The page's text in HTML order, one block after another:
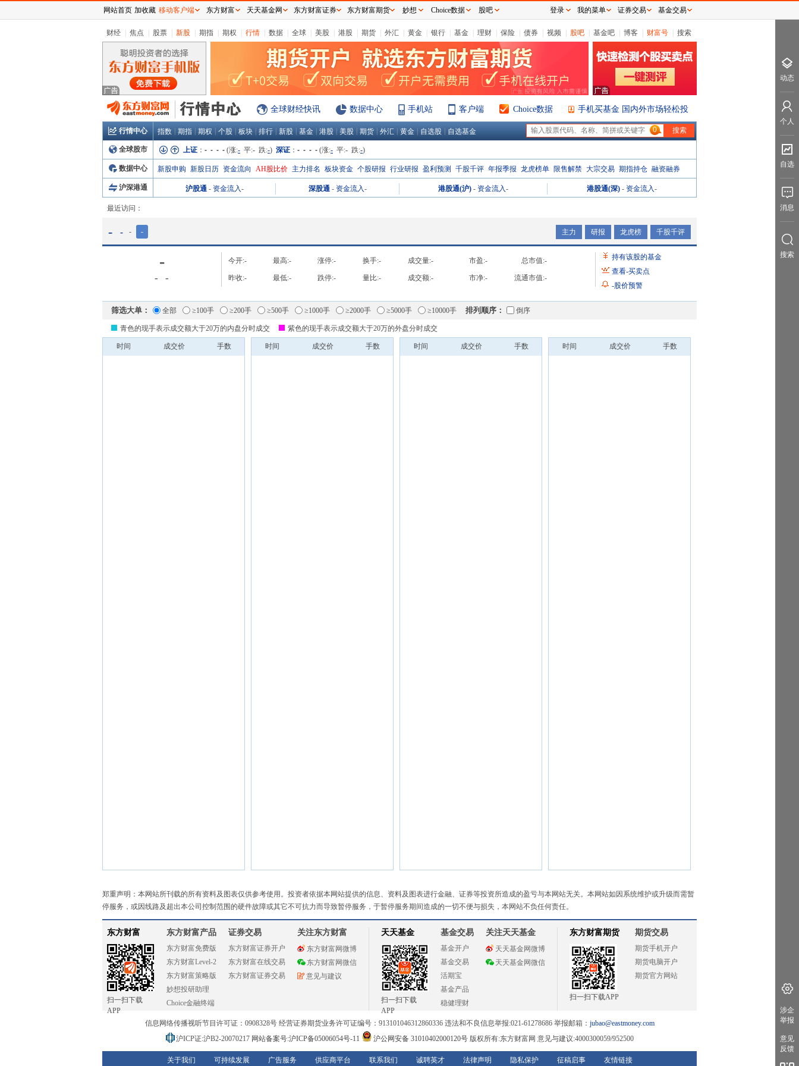
财经 焦点 股票 新股 期指 期权 行情 数据 全球 美股 港股 期货 外汇 黄金 银行 基金 理财 保险 债券 视频 股吧 基金吧 博客 财富号 搜索
全球财经快讯 数据中心 手机站 客户端 Choice数据 手机买基金 国内外市场轻松投
行情中心 指数 期指 期权 个股 板块 排行 新股 基金 港股 美股 期货 外汇 黄金 自选股 自选基金 0
全球股市 上证 ： - - - - (涨:- 平:- 跌:-) 深证 ： - - - - (涨:- 平:- 跌:-)
数据中心 新股申购 新股日历 资金流向 AH股比价 主力排名 板块资金 个股研报 行业研报 盈利预测 千股千评 年报季报 龙虎榜单 限售解禁 大宗交易 期指持仓 融资融券
沪深港通 沪股通 - 资金流入- 深股通 - 资金流入- 港股通(沪) - 资金流入- 港股通(深) - 资金流入-
最近访问：
- - - - 主力 研报 龙虎榜 千股千评
-
- -
今开:- 最高:- 涨停:- 换手:- 成交量:- 市盈:- 总市值:-
昨收:- 最低:- 跌停:- 量比:- 成交额:- 市净:- 流通市值:-
持有该股的基金
查看-买卖点
-股价预警
筛选大单： 全部 ≥100手 ≥200手 ≥500手 ≥1000手 ≥2000手 ≥5000手 ≥10000手 排列顺序： 倒序
青色的现手表示成交额大于20万的内盘分时成交 紫色的现手表示成交额大于20万的外盘分时成交
时间 成交价 手数 时间 成交价 手数 时间 成交价 手数 时间 成交价 手数
郑重声明：本网站所刊载的所有资料及图表仅供参考使用。投资者依据本网站提供的信息、资料及图表进行金融、证券等投资所造成的盈亏与本网站无关。本网站如因系统维护或升级而需暂
停服务，或因线路及超出本公司控制范围的硬件故障或其它不可抗力而导致暂停服务，于暂停服务期间造成的一切不便与损失，本网站不负任何责任。
东方财富
扫一扫下载
APP
东方财富产品
东方财富免费版
东方财富Level-2
东方财富策略版
妙想投研助理
Choice金融终端
证券交易
东方财富证券开户
东方财富在线交易
东方财富证券交易
关注东方财富
东方财富网微博
东方财富网微信
意见与建议
天天基金
扫一扫下载
APP
基金交易
基金开户
基金交易
活期宝
基金产品
稳健理财
关注天天基金
天天基金网微博
天天基金网微信
东方财富期货
扫一扫下载APP
期货交易
期货手机开户
期货电脑开户
期货官方网站
信息网络传播视听节目许可证：0908328号 经营证券期货业务许可证编号：913101046312860336 违法和不良信息举报:021-61278686 举报邮箱： jubao@eastmoney.com
沪ICP证:沪B2-20070217 网站备案号:沪ICP备05006054号-11 沪公网安备 31010402000120号版权所有:东方财富网 意见与建议:4000300059/952500
关于我们 可持续发展 广告服务 供应商平台 联系我们 诚聘英才 法律声明 隐私保护 征稿启事 友情链接
网站首页 加收藏 移动客户端 东方财富 天天基金网 东方财富证券 东方财富期货 妙想 Choice数据 股吧 登录 我的菜单 证券交易 基金交易
动态
个人
自选
消息
搜索
涉企
举报
意见
反馈